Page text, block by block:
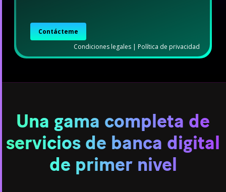
Condiciones legales | Política de privacidad
Una gama completa de
servicios de banca digital
de primer nivel